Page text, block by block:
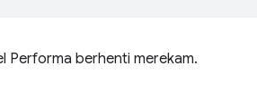
Performa berhenti merekam.